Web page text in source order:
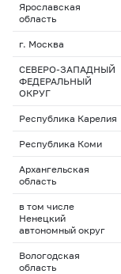
Ярославская
область
г. Москва
СЕВЕРО-ЗАПАДНЫЙ
ФЕДЕРАЛЬНЫЙ
ОКРУГ
Республика Карелия
Республика Коми
Архангельская
область
в том числе
Ненецкий
автономный округ
Вологодская
область